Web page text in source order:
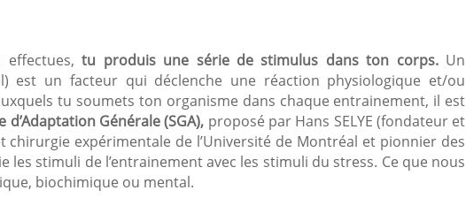
effectues,tu produis une série de stimulus dans ton corps.Un
est un facteur qui déclenche une réaction physiologique et/ou
tu soumets ton organisme dans chaque entrainement, il est
d’Adaptation Générale (SGA), proposé par Hans SELYE (fondateur et
chirurgie expérimentale de l’Université de Montréal et pionnier des
les stimuli de l’entrainement avec les stimuli du stress. Ce que nous
biochimique ou mental.